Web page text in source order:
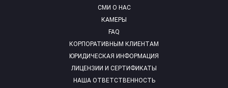
СМИ О НАС
КАМЕРЫ
FAQ
КОРПОРАТИВНЫМ КЛИЕНТАМ
ЮРИДИЧЕСКАЯ ИНФОРМАЦИЯ
ЛИЦЕНЗИИ И СЕРТИФИКАТЫ
НАША ОТВЕТСТВЕННОСТЬ